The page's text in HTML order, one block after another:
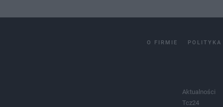
O FIRMIE POLITYKA
Aktualności
Tcz24